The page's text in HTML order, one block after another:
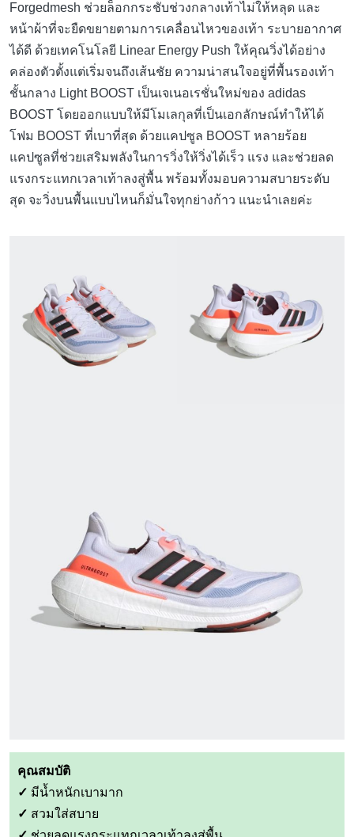
Forgedmesh ช่วยล็อกกระชับช่วงกลางเท้าไม่ให้หลุด และ
หน้าผ้าที่จะยืดขยายตามการเคลื่อนไหวของเท้า ระบายอากาศ
ได้ดี ด้วยเทคโนโลยี Linear Energy Push ให้คุณวิ่งได้อย่าง
คล่องตัวตั้งแต่เริ่มจนถึงเส้นชัย ความน่าสนใจอยู่ที่พื้นรองเท้า
ชั้นกลาง Light BOOST เป็นเจเนอเรชั่นใหม่ของ adidas
BOOST โดยออกแบบให้มีโมเลกุลที่เป็นเอกลักษณ์ทำให้ได้
โฟม BOOST ที่เบาที่สุด ด้วยแคปซูล BOOST หลายร้อย
แคปซูลที่ช่วยเสริมพลังในการวิ่งให้วิ่งได้เร็ว แรง และช่วยลด
แรงกระแทกเวลาเท้าลงสู่พื้น พร้อมทั้งมอบความสบายระดับ
สุด จะวิ่งบนพื้นแบบไหนก็มั่นใจทุกย่างก้าว แนะนำเลยค่ะ
คุณสมบัติ
✓ มีน้ำหนักเบามาก
✓ สวมใส่สบาย